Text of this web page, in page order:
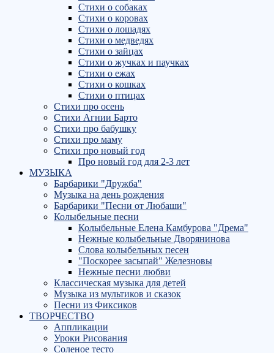
Стихи о собаках
Стихи о коровах
Стихи о лошадях
Стихи о медведях
Стихи о зайцах
Стихи о жучках и паучках
Стихи о ежах
Стихи о кошках
Стихи о птицах
Стихи про осень
Стихи Агнии Барто
Стихи про бабушку
Стихи про маму
Стихи про новый год
Про новый год для 2-3 лет
МУЗЫКА
Барбарики "Дружба"
Музыка на день рождения
Барбарики "Песни от Любаши"
Колыбельные песни
Колыбельные Елена Камбурова "Дрема"
Нежные колыбельные Дворянинова
Слова колыбельных песен
"Поскорее засыпай" Железновы
Нежные песни любви
Классическая музыка для детей
Музыка из мультиков и сказок
Песни из Фиксиков
ТВОРЧЕСТВО
Аппликации
Уроки Рисования
Соленое тесто